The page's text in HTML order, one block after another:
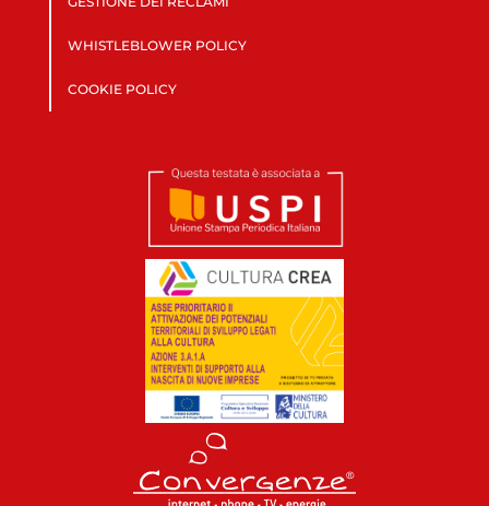
WHISTLEBLOWER POLICY
COOKIE POLICY